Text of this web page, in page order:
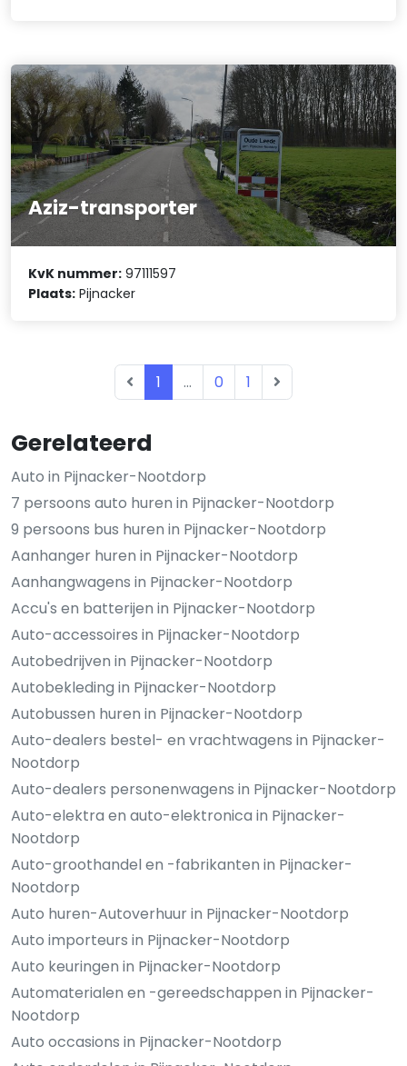
Gerelateerd
Auto in Pijnacker-Nootdorp
7 persoons auto huren in Pijnacker-Nootdorp
9 persoons bus huren in Pijnacker-Nootdorp
Aanhanger huren in Pijnacker-Nootdorp
Aanhangwagens in Pijnacker-Nootdorp
Accu's en batterijen in Pijnacker-Nootdorp
Auto-accessoires in Pijnacker-Nootdorp
Autobedrijven in Pijnacker-Nootdorp
Autobekleding in Pijnacker-Nootdorp
Autobussen huren in Pijnacker-Nootdorp
Auto-dealers bestel- en vrachtwagens in Pijnacker-
Nootdorp
Auto-dealers personenwagens in Pijnacker-Nootdorp
Auto-elektra en auto-elektronica in Pijnacker-
Nootdorp
Auto-groothandel en -fabrikanten in Pijnacker-
Nootdorp
Auto huren-Autoverhuur in Pijnacker-Nootdorp
Auto importeurs in Pijnacker-Nootdorp
Auto keuringen in Pijnacker-Nootdorp
Automaterialen en -gereedschappen in Pijnacker-
Nootdorp
Auto occasions in Pijnacker-Nootdorp
Aziz-transporter
KvK nummer: 97111597
Plaats: Pijnacker
1 ... 0 1